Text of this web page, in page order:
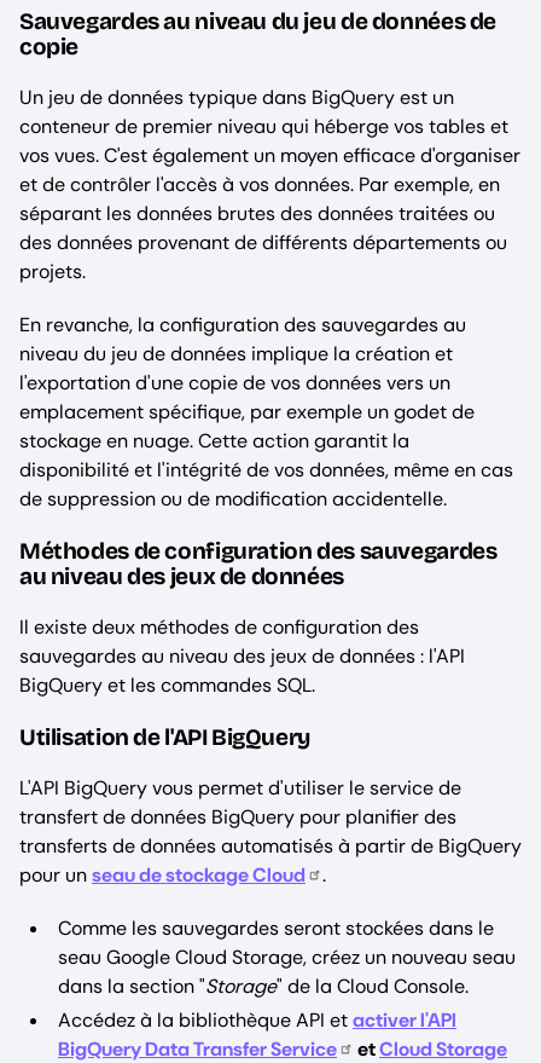
Sauvegardes au niveau du jeu de données de
copie
Un jeu de données typique dans BigQuery est un
conteneur de premier niveau qui héberge vos tables et
vos vues. C'est également un moyen efficace d'organiser
et de contrôler l'accès à vos données. Par exemple, en
séparant les données brutes des données traitées ou
des données provenant de différents départements ou
projets.
En revanche, la configuration des sauvegardes au
niveau du jeu de données implique la création et
l'exportation d'une copie de vos données vers un
emplacement spécifique, par exemple un godet de
stockage en nuage. Cette action garantit la
disponibilité et l'intégrité de vos données, même en cas
de suppression ou de modification accidentelle.
Méthodes de configuration des sauvegardes
au niveau des jeux de données
Il existe deux méthodes de configuration des
sauvegardes au niveau des jeux de données : l'API
BigQuery et les commandes SQL.
Utilisation de l'API BigQuery
L'API BigQuery vous permet d'utiliser le service de
transfert de données BigQuery pour planifier des
transferts de données automatisés à partir de BigQuery
pour unseau de stockage Cloud .
Comme les sauvegardes seront stockées dans le
seau Google Cloud Storage, créez un nouveau seau
dans la section "Storage" de la Cloud Console.
Accédez à la bibliothèque API etactiver l'API
BigQuery Data Transfer Service
etCloud Storage